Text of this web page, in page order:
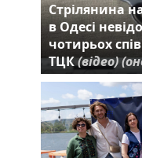
Стрілянина
в Одесі
чотирьох
ТЦК(відео)